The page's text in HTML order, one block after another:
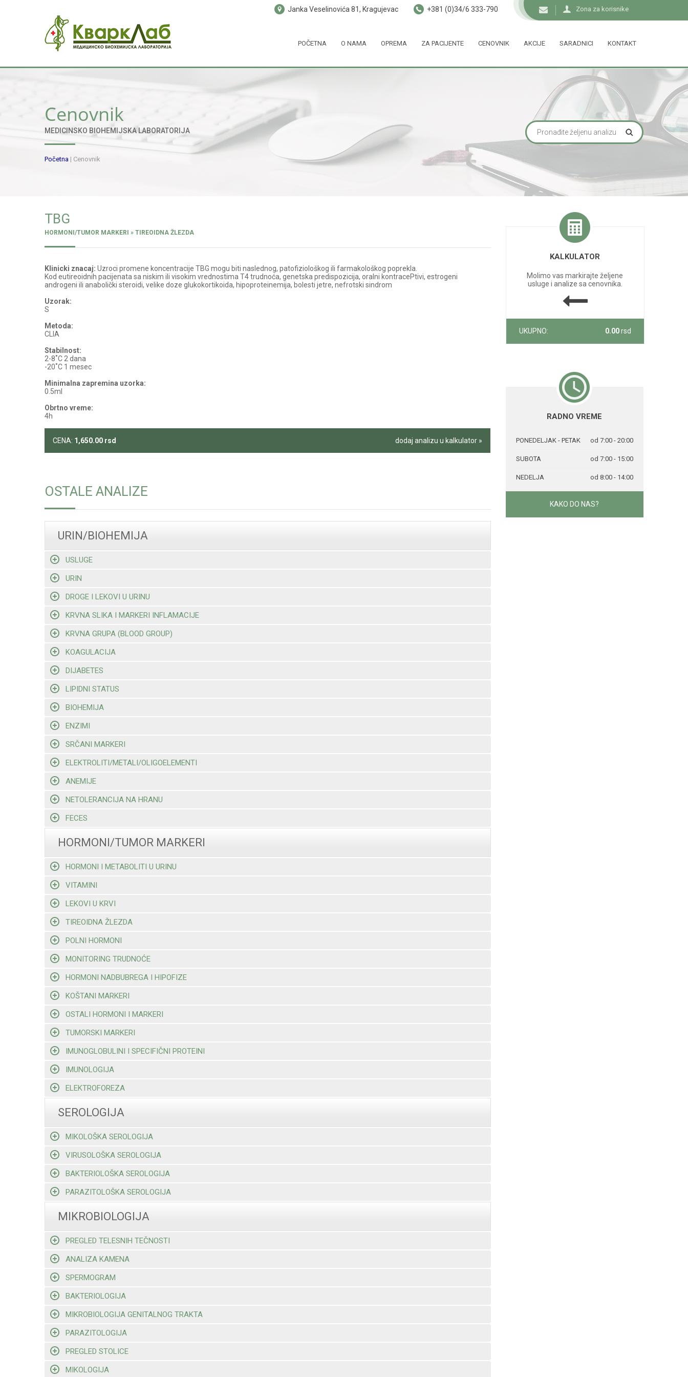
Zona za korisnike
Janka Veselinovića 81, Kragujevac +381 (0)34/6 333-790
POČETNA O NAMA OPREMA ZA PACIJENTE CENOVNIK AKCIJE SARADNICI KONTAKT
Cenovnik
MEDICINSKO BIOHEMIJSKA LABORATORIJA
Početna | Cenovnik
TBG
HORMONI/TUMOR MARKERI » TIREOIDNA ŽLEZDA
Klinicki znacaj: Uzroci promene koncentracije TBG mogu biti naslednog, patofiziološkog ili farmakološkog poprekla.
Kod eutireoidnih pacijenata sa niskim ili visokim vrednostima T4 trudnoća, genetska predispozicija, oralni kontracePtivi, estrogeni
androgeni ili anabolički steroidi, velike doze glukokortikoida, hipoproteinemija, bolesti jetre, nefrotski sindrom
Uzorak:
S
Metoda:
CLIA
Stabilnost:
2-8˚C 2 dana
-20˚C 1 mesec
Minimalna zapremina uzorka:
0.5ml
Obrtno vreme:
4h
CENA: 1,650.00 rsd dodaj analizu u kalkulator »
OSTALE ANALIZE
URIN/BIOHEMIJA
USLUGE
URIN
DROGE I LEKOVI U URINU
KRVNA SLIKA I MARKERI INFLAMACIJE
KRVNA GRUPA (BLOOD GROUP)
KOAGULACIJA
DIJABETES
LIPIDNI STATUS
BIOHEMIJA
ENZIMI
SRČANI MARKERI
ELEKTROLITI/METALI/OLIGOELEMENTI
ANEMIJE
NETOLERANCIJA NA HRANU
FECES
HORMONI/TUMOR MARKERI
HORMONI I METABOLITI U URINU
VITAMINI
LEKOVI U KRVI
TIREOIDNA ŽLEZDA
POLNI HORMONI
MONITORING TRUDNOĆE
HORMONI NADBUBREGA I HIPOFIZE
KOŠTANI MARKERI
OSTALI HORMONI I MARKERI
TUMORSKI MARKERI
IMUNOGLOBULINI I SPECIFIČNI PROTEINI
IMUNOLOGIJA
ELEKTROFOREZA
SEROLOGIJA
MIKOLOŠKA SEROLOGIJA
VIRUSOLOŠKA SEROLOGIJA
BAKTERIOLOŠKA SEROLOGIJA
PARAZITOLOŠKA SEROLOGIJA
MIKROBIOLOGIJA
PREGLED TELESNIH TEČNOSTI
ANALIZA KAMENA
SPERMOGRAM
BAKTERIOLOGIJA
MIKROBIOLOGIJA GENITALNOG TRAKTA
PARAZITOLOGIJA
PREGLED STOLICE
MIKOLOGIJA
KALKULATOR
Molimo vas markirajte željene
usluge i analize sa cenovnika.
UKUPNO: 0.00rsd
RADNO VREME
PONEDELJAK - PETAK od 7:00 - 20:00
SUBOTA od 7:00 - 15:00
NEDELJA od 8:00 - 14:00
KAKO DO NAS?